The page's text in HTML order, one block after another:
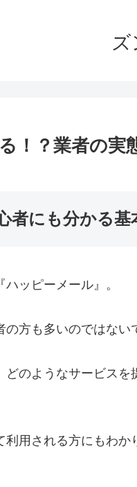
！？業者の実
者にも分かる基
ッピーメール』。
方も多いのではない
のようなサービス
用される方にもわか